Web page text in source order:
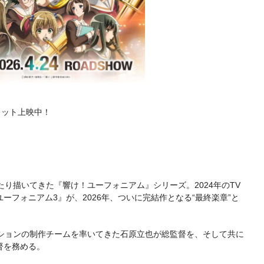
ト上映中！
描いてきた『響け！ユーフォニアム』シリーズ。2024年のTV
フォニアム3』が、2026年、ついに完結作となる“最終楽章”と
ンの制作チームを率いてきた石原立也が総監督を、そして共に
務める。